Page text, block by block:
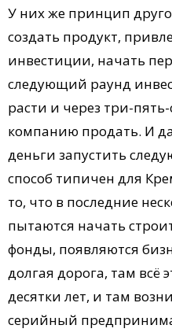
У них же принцип
создать продукт,
инвестиции, начать
следующий раунд
расти и через три-
компанию продать. И
деньги запустить
способ типичен для
то, что в последние
пытаются начать
фонды, появляются
долгая дорога, там всё
десятки лет, и там
серийный